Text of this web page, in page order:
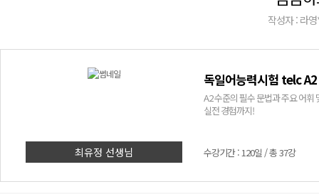
작성자 : 라
최유정 선생님
독일어능력시험 telc A2
A2 수준의 필수 문법과 주요 어휘
실전 경험까지!
수강기간 : 120일 / 총 37강